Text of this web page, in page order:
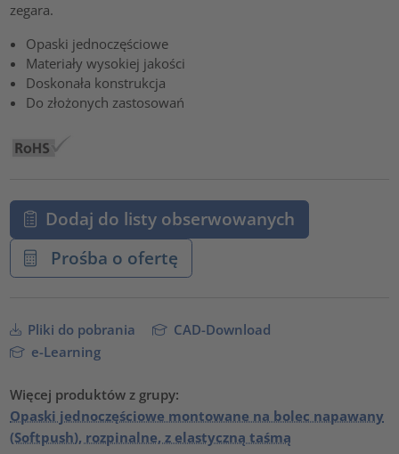
zegara.
Opaski jednoczęściowe
Materiały wysokiej jakości
Doskonała konstrukcja
Do złożonych zastosowań
Dodaj do listy obserwowanych
Prośba o ofertę
Pliki do pobrania
CAD-Download
e-Learning
Więcej produktów z grupy:
Opaski jednoczęściowe montowane na bolec napawany
(Softpush), rozpinalne, z elastyczną taśmą